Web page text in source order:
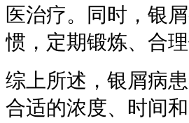
医治疗。同时，银
惯，定期锻炼、合
综上所述，银屑病
合适的浓度、时间